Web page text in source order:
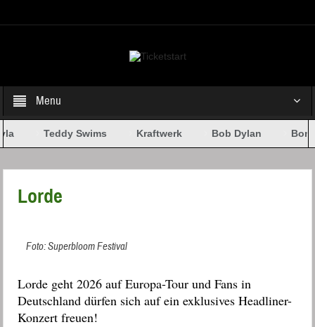
Menu
Teddy Swims Kraftwerk Bob Dylan
Lorde
Foto: Superbloom Festival
Lorde geht 2026 auf Europa-Tour und Fans in
Deutschland dürfen sich auf ein exklusives Headliner-
Konzert freuen!